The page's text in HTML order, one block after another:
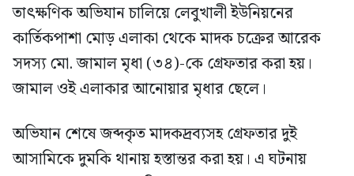
তাৎক্ষণিক অভিযান চালিয়ে লেবুখালী ইউনিয়নের
কার্তিকপাশা মোড় এলাকা থেকে মাদক চক্রের আরেক
সদস্য মো. জামাল মৃধা (৩৪)-কে গ্রেফতার করা হয়।
জামাল ওই এলাকার আনোয়ার মৃধার ছেলে।
অভিযান শেষে জব্দকৃত মাদকদ্রব্যসহ গ্রেফতার দুই
আসামিকে দুমকি থানায় হস্তান্তর করা হয়। এ ঘটনায়